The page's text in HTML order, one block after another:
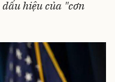
hiệu của "cơn